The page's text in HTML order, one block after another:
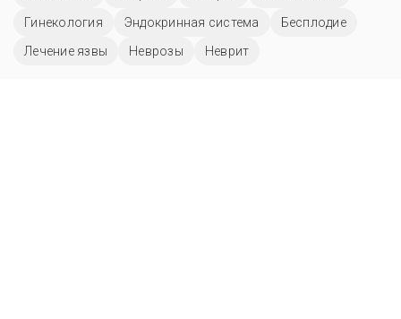
Гинекология
Эндокринная система
Бесплодие
Лечение язвы
Неврозы Неврит